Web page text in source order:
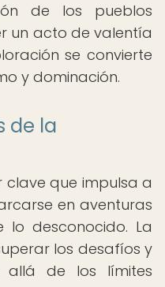
de los pueblos
un acto de valentía
se convierte
y dominación.
de la
clave que impulsa a
en aventuras
lo desconocido. La
los desafíos y
de los límites